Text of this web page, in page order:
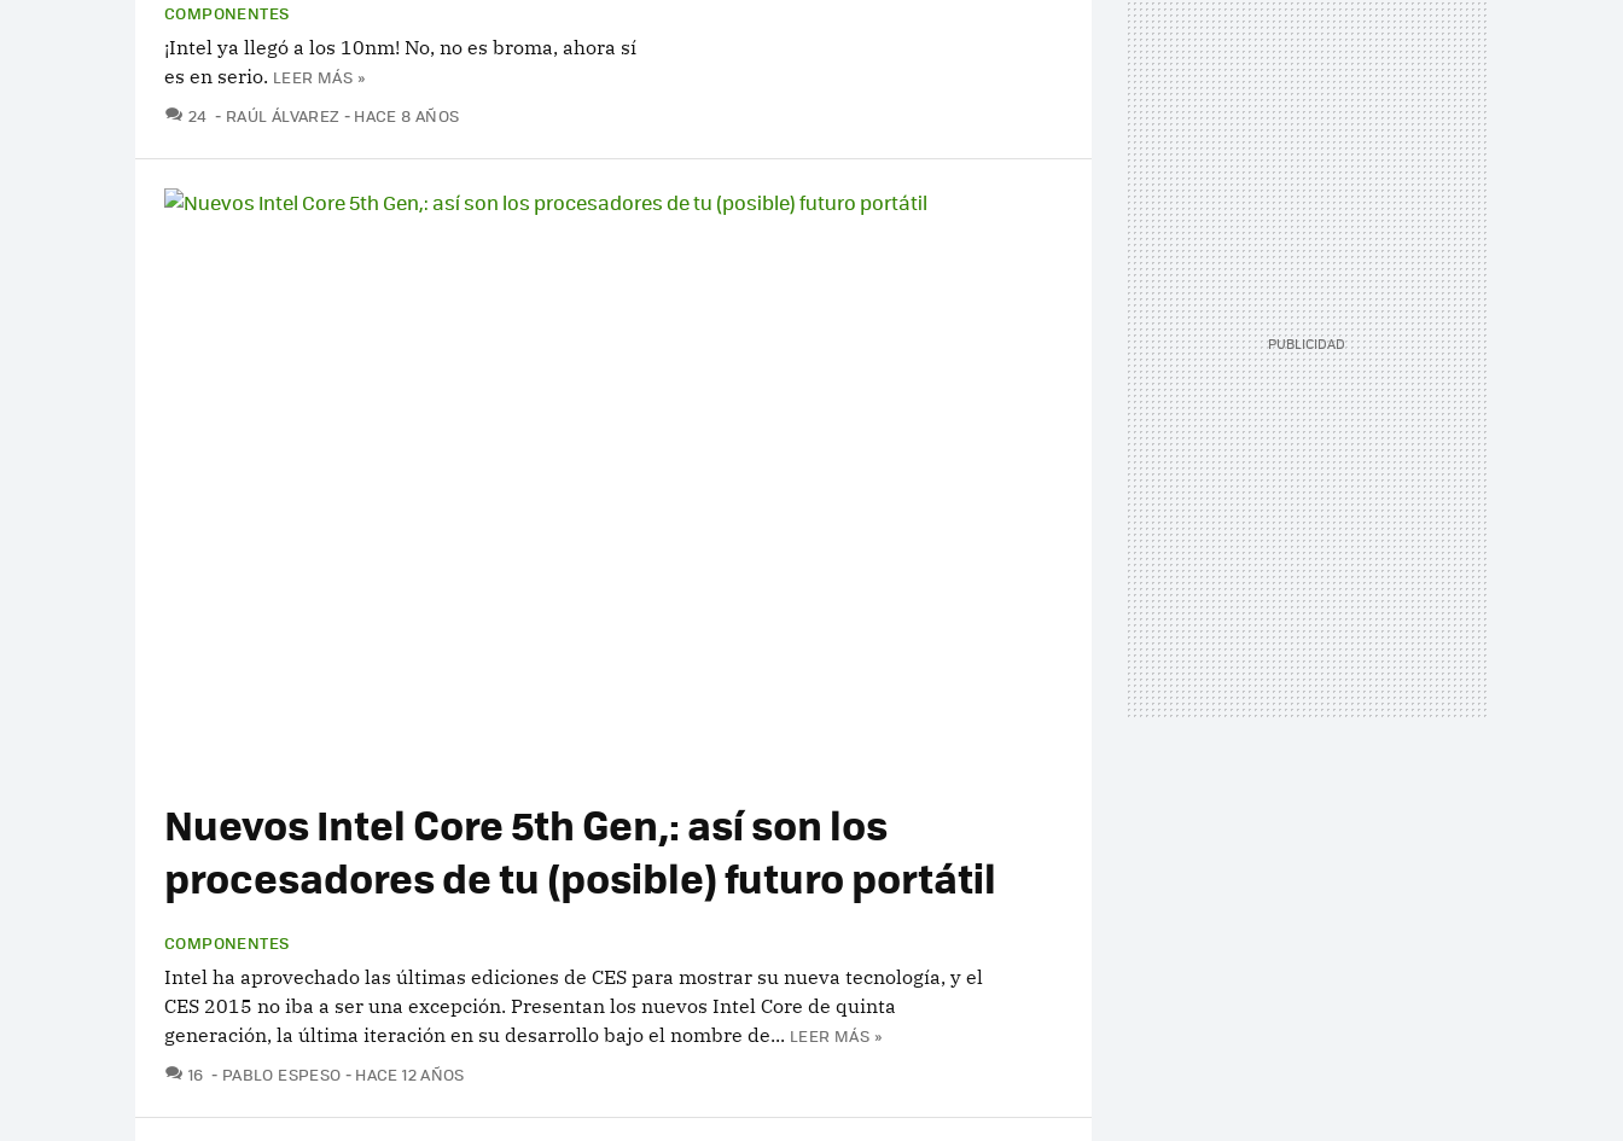
COMPONENTES
¡Intel ya llegó a los 10nm! No, no es broma, ahora sí
es en serio. LEER MÁS »
24 COMENTARIOS
RAÚL ÁLVAREZ HACE 8 AÑOS
Nuevos Intel Core 5th Gen,: así son los
procesadores de tu (posible) futuro portátil
COMPONENTES
Intel ha aprovechado las últimas ediciones de CES para mostrar su nueva tecnología, y el
CES 2015 no iba a ser una excepción. Presentan los nuevos Intel Core de quinta
generación, la última iteración en su desarrollo bajo el nombre de... LEER MÁS »
16 COMENTARIOS
PABLO ESPESO HACE 12 AÑOS